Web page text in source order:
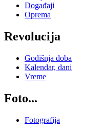
Događaji
Oprema
Revolucija
Godišnja doba
Kalendar, dani
Vreme
Foto...
Fotografija